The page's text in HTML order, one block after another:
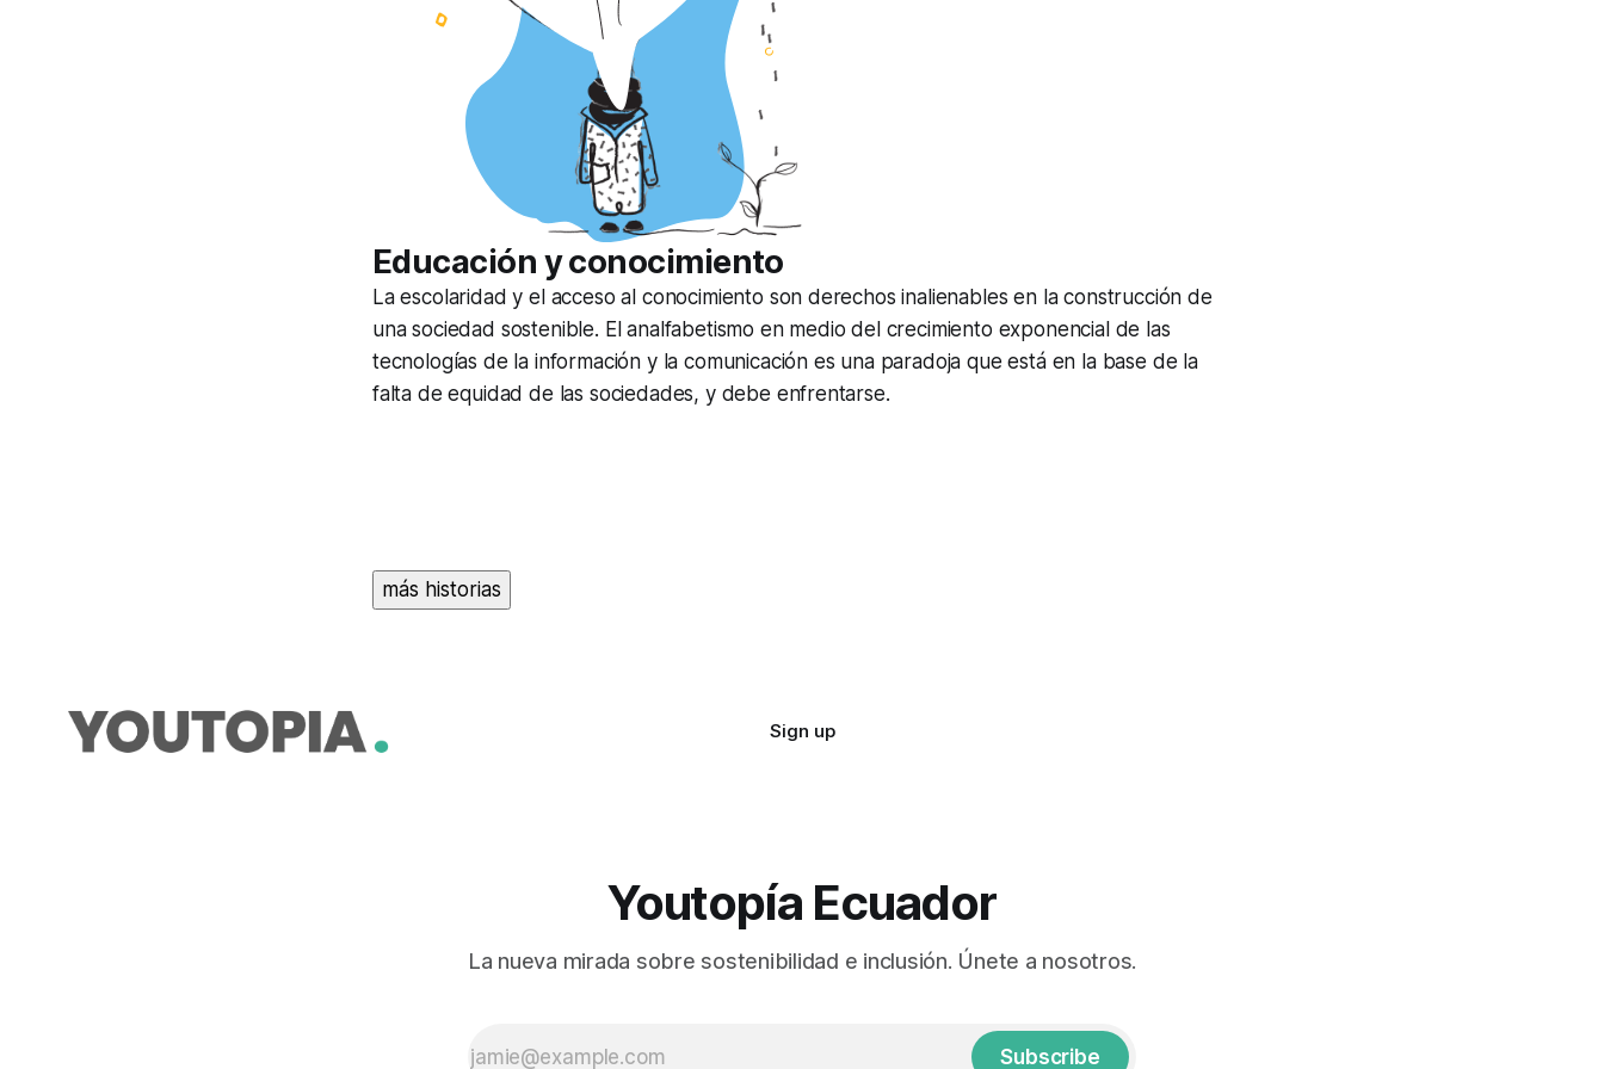
Educación y conocimiento
La escolaridad y el acceso al conocimiento son derechos inalienables en la construcción de
una sociedad sostenible. El analfabetismo en medio del crecimiento exponencial de las
tecnologías de la información y la comunicación es una paradoja que está en la base de la
falta de equidad de las sociedades, y debe enfrentarse.
más historias
Sign up
Youtopía Ecuador
La nueva mirada sobre sostenibilidad e inclusión. Únete a nosotros.
Subscribe